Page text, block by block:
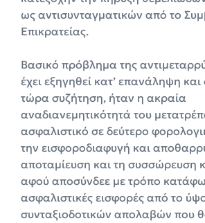
ως αντισυνταγματικών από το
Επικρατείας.
Βασικό πρόβλημα της
έχει εξηγηθεί κατ’ επανάληψη
τώρα συζήτηση, ήταν η ακραία
αναδιανεμητικότητά του
ασφαλιστικό σε δεύτερο
την εισφοροδιαφυγή και
αποταμίευση και τη συσσώρευση
αφού αποσύνδεε με τρόπο
ασφαλιστικές εισφορές από το
συνταξιοδοτικών απολαβών που